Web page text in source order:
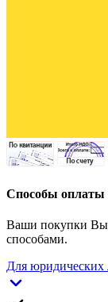
Способы оплаты
Ваши покупки Вы
способами.
Для юридических